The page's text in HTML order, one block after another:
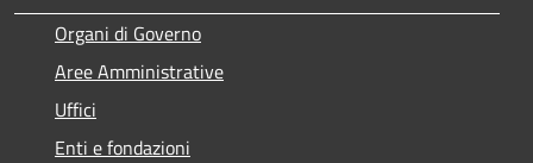
Organi di Governo
Aree Amministrative
Uffici
Enti e fondazioni